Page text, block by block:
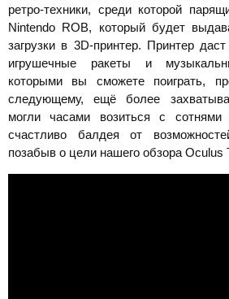
ретро-техники, среди которой
Nintendo ROB, который будет
загрузки в 3D-принтер. Принтер
игрушечные ракеты и
которыми вы сможете поиграть,
следующему, ещё более
могли часами возиться с сотнями
счастливо балдея от
позабыв о цели нашего обзора Oculus